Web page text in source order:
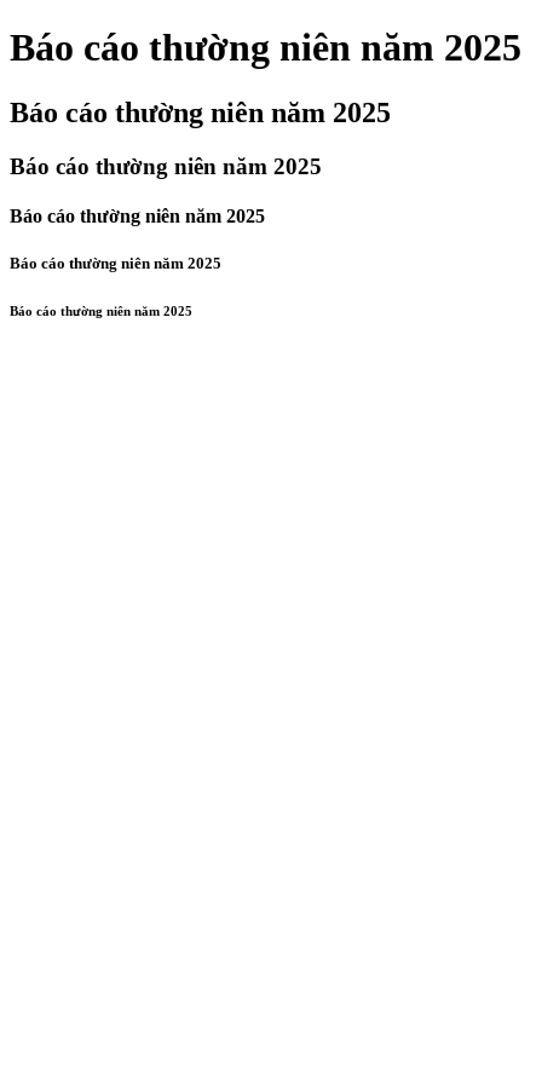
Báo cáo thường niên năm 2025
Báo cáo thường niên năm 2025
Báo cáo thường niên năm 2025
Báo cáo thường niên năm 2025
Báo cáo thường niên năm 2025
Báo cáo thường niên năm 2025